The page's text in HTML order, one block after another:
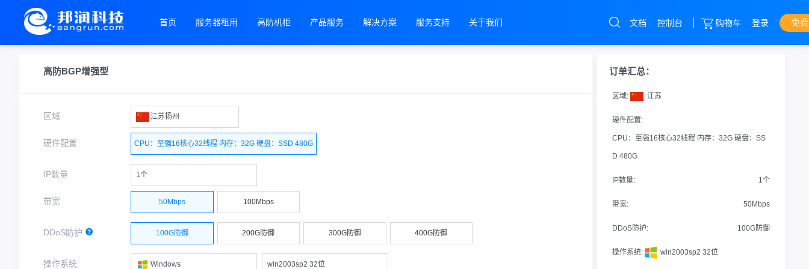
首页 服务器租用 高防机柜 产品服务 解决方案 服务支持 关于我们
控制台
产品
IDC
服务器
抗DDOS攻击
机柜
托管
文档 控制台 购物车 登录 免
高防BGP增强型
区域 江苏扬州
硬件配置 CPU：至强16核心32线程 内存：32G 硬盘：SSD 480G
IP数量 1个
带宽 50Mbps 100Mbps
DDoS防护 100G防御 200G防御 300G防御 400G防御
操作系统 Windows win2003sp2 32位
订单汇总：
区域: 江苏
硬件配置:
CPU：至强16核心32线程 内存：32G 硬盘：SS
D 480G
IP数量: 1个
带宽: 50Mbps
DDoS防护: 100G防御
操作系统: win2003sp2 32位